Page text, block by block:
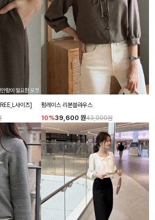
사이즈] 펌레이스 리본블라우스
10%39,600 원43,900원